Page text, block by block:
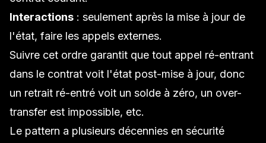
Interactions : seulement après la mise à jour de
l'état, faire les appels externes.
Suivre cet ordre garantit que tout appel ré-entrant
dans le contrat voit l'état post-mise à jour, donc
un retrait ré-entré voit un solde à zéro, un over-
transfer est impossible, etc.
Le pattern a plusieurs décennies en sécurité